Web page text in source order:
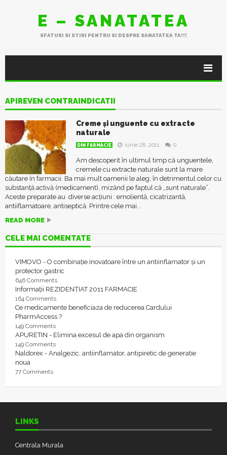
E – SANATATEA
SFATURI SI STIRI PENTRU SI DESPRE SANATATEA TA!!!
APIREVEN CONTRAINDICATII
Creme și unguente cu extracte
naturale
DIN FARMACIE iunie 28, 2011 0
Am descoperit în ultimul timp că unguentele,
cremele cu extracte naturale sunt la mare
căutare în farmacii. Ba mai mult oamenii le aleg, în detrimentul celor cu
substanță activă (medicament), mizănd pe faptul că „sunt naturale”.
Aceste preparate au diverse acțiuni : emolientă, cicatrizantă,
antiiflamatoare, antiseptică. Printre cele mai...
READ MORE
CELE MAI COMENTATE
VIMOVO - O combinație inovatoare între un antiinflamator și un
protector gastric
646 Comments
Informații REZIDENȚIAT 2011 FARMACIE
164 Comments
Ce medicamente beneficiaza de reducerea Cardului
PharmAccess ?
149 Comments
APURETIN - Elimina excesul de apa din organism
149 Comments
Naldorex - Analgezic, antiinflamator, antipiretic de generatie
noua
77 Comments
LINKS
Centrala Murala